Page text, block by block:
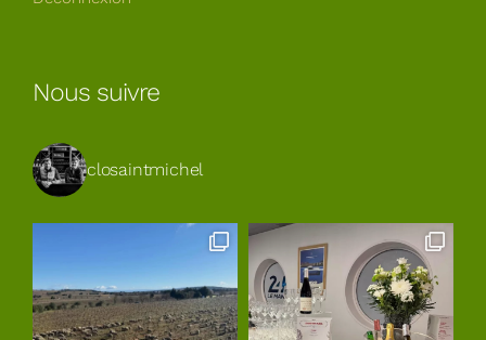
Nous suivre
closaintmichel